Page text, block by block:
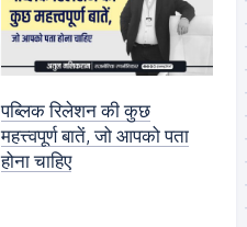
पब्लिक रिलेशन की कुछ
महत्त्वपूर्ण बातें, जो आपको पता
होना चाहिए